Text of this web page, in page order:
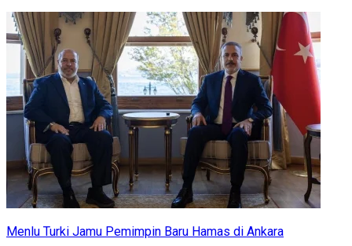
Menlu Turki Jamu Pemimpin Baru Hamas di Ankara